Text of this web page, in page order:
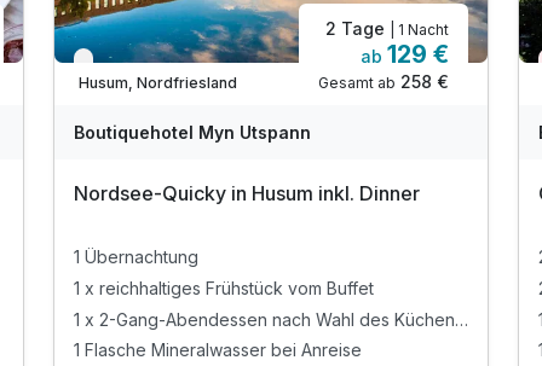
Verfügbar bis Dezember
Husum, Nordfriesland
2 Tage | 1 Nacht
ab 129 €
Gesamt ab 258 €
Boutiquehotel Myn Utspann
Nordsee-Quicky in Husum inkl. Dinner
1 Übernachtung
1 x reichhaltiges Frühstück vom Buffet
1 x 2-Gang-Abendessen nach Wahl des Küchenteams
1 Flasche Mineralwasser bei Anreise